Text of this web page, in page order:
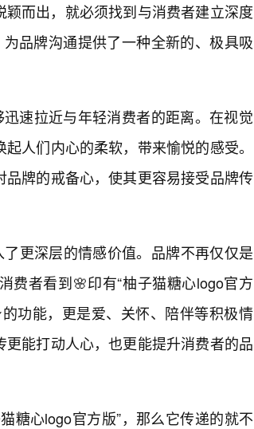
而出，就必须找到与消费者建立深度
品牌沟通提供了一种全新的、极具吸
速拉近与年轻消费者的距离。在视觉
人们内心的柔软，带来愉悦的感受。
牌的戒备心，使其更容易接受品牌传
更深层的情感价值。品牌不再仅仅是
费者看到🌸印有“柚子猫糖心logo官方
功能，更是爱、关怀、陪伴等积极情
能打动人心，也更能提升消费者的品
糖心logo官方版”，那么它传递的就不